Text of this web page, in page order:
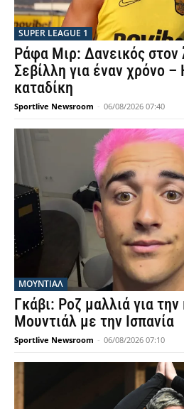
SUPER LEAGUE 1
Ράφα Μιρ: Δανεικός στον
Σεβίλλη για έναν χρόνο –
καταδίκη
Sportlive Newsroom - 06/08/2026 07:40
ΜΟΥΝΤΙΆΛ
Γκάβι: Ροζ μαλλιά για
Μουντιάλ με την Ισπανία
Sportlive Newsroom - 06/08/2026 07:10